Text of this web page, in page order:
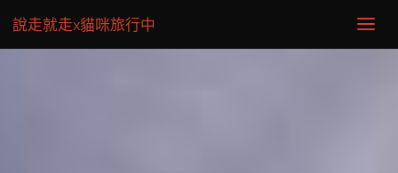
說走就走x貓咪旅行中